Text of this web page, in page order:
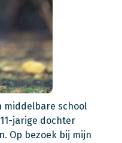
middelbare school
jarige dochter
Op bezoek bij mijn